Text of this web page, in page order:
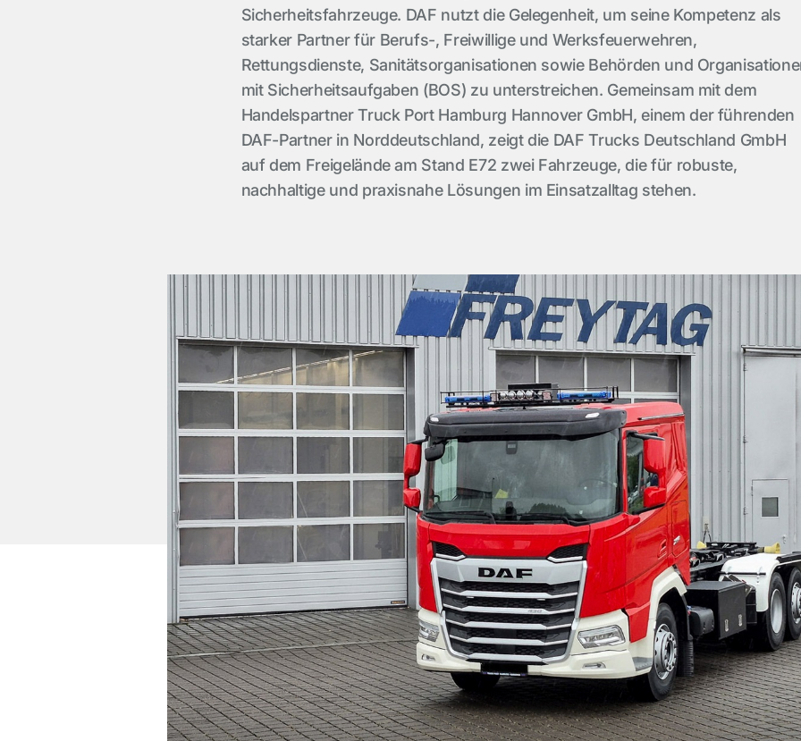
Sicherheitsfahrzeuge. DAF nutzt die Gelegenheit, um seine Kompetenz als
starker Partner für Berufs-, Freiwillige und Werksfeuerwehren,
Rettungsdienste, Sanitätsorganisationen sowie Behörden und
mit Sicherheitsaufgaben (BOS) zu unterstreichen. Gemeinsam mit dem
Handelspartner Truck Port Hamburg Hannover GmbH, einem der führenden
DAF-Partner in Norddeutschland, zeigt die DAF Trucks Deutschland GmbH
auf dem Freigelände am Stand E72 zwei Fahrzeuge, die für robuste,
nachhaltige und praxisnahe Lösungen im Einsatzalltag stehen.